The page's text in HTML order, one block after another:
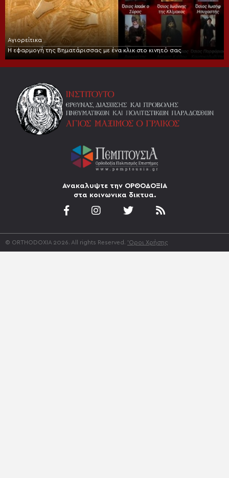
Αγιορείτικα
Η εφαρμογή της Βηματάρισσας με ένα κλικ στο κινητό σας
Ανακαλυψτε την ΟΡΘΟΔΟΞΙΑ
στα κοινωνικα δικτυα.
© ORTHODOXIA 2026. All rights Reserved. 'Οροι Χρήσης